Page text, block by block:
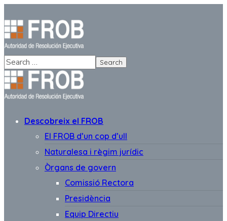
Descobreix el FROB
El FROB d’un cop d’ull
Naturalesa i règim jurídic
Òrgans de govern
Comissió Rectora
Presidència
Equip Directiu